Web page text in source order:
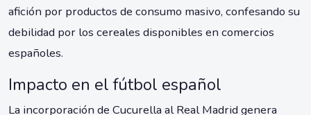
afición por productos de consumo masivo, confesando su
debilidad por los cereales disponibles en comercios
españoles.
Impacto en el fútbol español
La incorporación de Cucurella al Real Madrid genera